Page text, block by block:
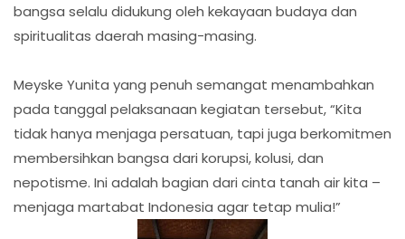
bangsa selalu didukung oleh kekayaan budaya dan
spiritualitas daerah masing-masing.
Meyske Yunita yang penuh semangat menambahkan
pada tanggal pelaksanaan kegiatan tersebut, “Kita
tidak hanya menjaga persatuan, tapi juga berkomitmen
membersihkan bangsa dari korupsi, kolusi, dan
nepotisme. Ini adalah bagian dari cinta tanah air kita –
menjaga martabat Indonesia agar tetap mulia!”